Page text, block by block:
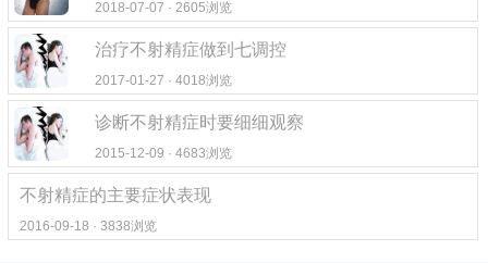
2018-07-07 · 2605浏览
治疗不射精症做到七调控
2017-01-27 · 4018浏览
诊断不射精症时要细细观察
2015-12-09 · 4683浏览
不射精症的主要症状表现
2016-09-18 · 3838浏览